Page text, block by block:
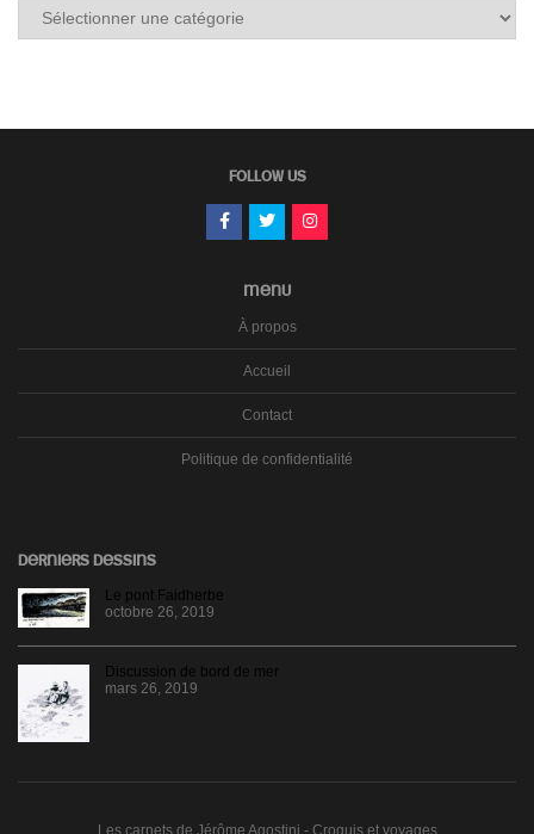
FOLLOW US
MENU
À propos
Accueil
Contact
Politique de confidentialité
DERNIERS DESSINS
Le pont Faidherbe
octobre 26, 2019
Discussion de bord de mer
mars 26, 2019
Les carnets de Jérôme Agostini - Croquis et voyages